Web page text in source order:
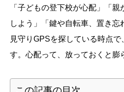
「子どもの登下校が心配」「
しよう」「鍵や自転車、置き忘
見守りGPSを探している時点で
す。心配って、放っておくと膨